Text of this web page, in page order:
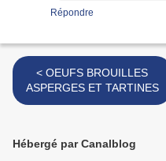
Répondre
< OEUFS BROUILLES
ASPERGES ET TARTINES
Hébergé par Canalblog